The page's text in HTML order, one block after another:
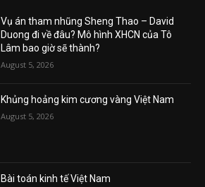
Vụ án tham nhũng Sheng Thao – David
Duong đi về đâu? Mô hình XHCN của Tô
Lâm bao giờ sẽ thành?
August 5, 2026
Khủng hoảng kim cương vàng Việt Nam
August 5, 2026
Bài toán kinh tế Việt Nam